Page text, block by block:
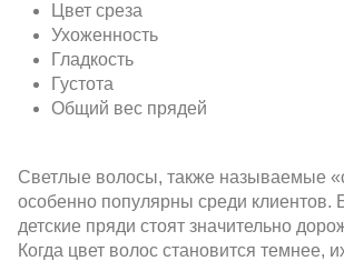
Цвет среза
Ухоженность
Гладкость
Густота
Общий вес прядей
Светлые волосы, также называемые
особенно популярны среди клиентов.
детские пряди стоят значительно
Когда цвет волос становится темнее,